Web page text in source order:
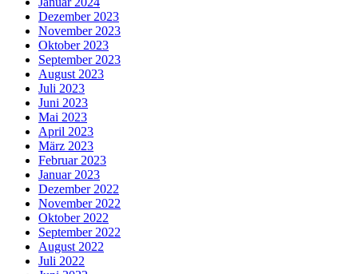
Dezember 2023
November 2023
Oktober 2023
September 2023
August 2023
Juli 2023
Juni 2023
Mai 2023
April 2023
März 2023
Februar 2023
Januar 2023
Dezember 2022
November 2022
Oktober 2022
September 2022
August 2022
Juli 2022